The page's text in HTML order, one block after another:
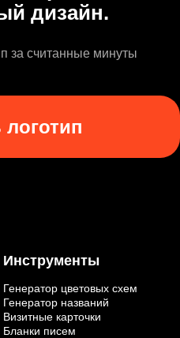
дизайн.
за считанные минуты
логотип
Инструменты
Генератор цветовых схем
Генератор названий
Визитные карточки
Бланки писем